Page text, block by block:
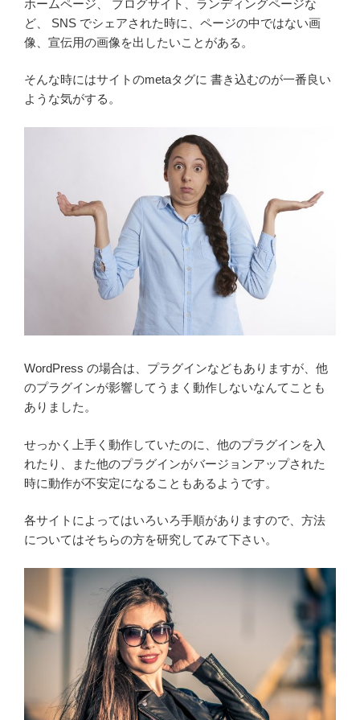
ホームページ、 ブログサイト、ランディングページな
ど、 SNS でシェアされた時に、ページの中ではない画
像、宣伝用の画像を出したいことがある。
そんな時にはサイトのmetaタグに 書き込むのが一番良い
ような気がする。
WordPress の場合は、プラグインなどもありますが、他
のプラグインが影響してうまく動作しないなんてことも
ありました。
せっかく上手く動作していたのに、他のプラグインを入
れたり、また他のプラグインがバージョンアップされた
時に動作が不安定になることもあるようです。
各サイトによってはいろいろ手順がありますので、方法
についてはそちらの方を研究してみて下さい。